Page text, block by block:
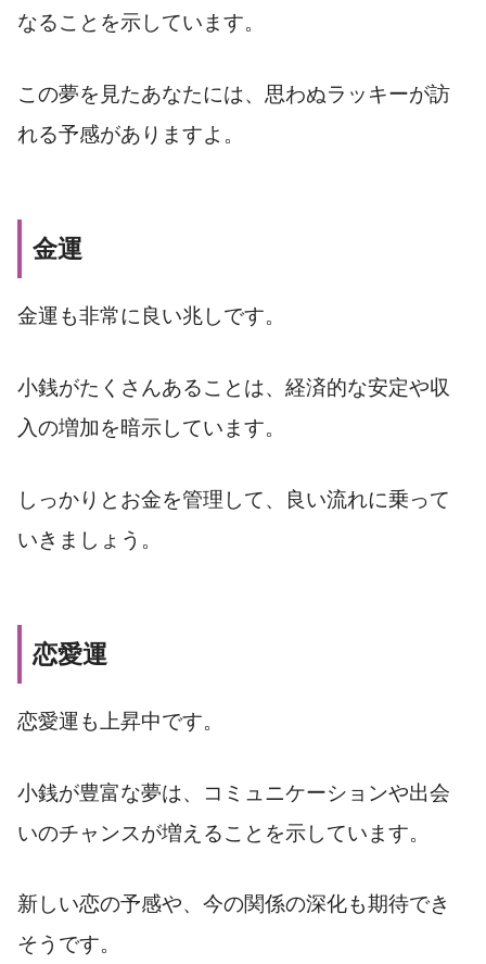
なることを示しています。
この夢を見たあなたには、思わぬラッキーが訪
れる予感がありますよ。
金運
金運も非常に良い兆しです。
小銭がたくさんあることは、経済的な安定や収
入の増加を暗示しています。
しっかりとお金を管理して、良い流れに乗って
いきましょう。
恋愛運
恋愛運も上昇中です。
小銭が豊富な夢は、コミュニケーションや出会
いのチャンスが増えることを示しています。
新しい恋の予感や、今の関係の深化も期待でき
そうです。